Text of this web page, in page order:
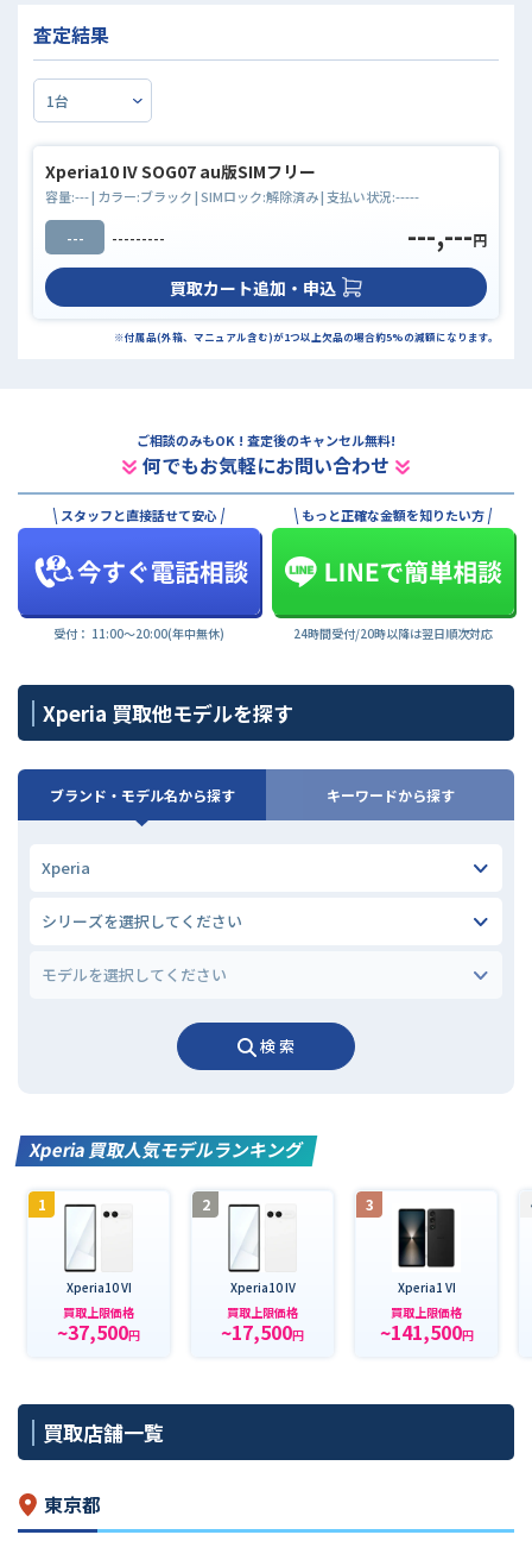
査定結果
Xperia10 IV SOG07 au版SIMフリー
容量:---| カラー:ブラック| SIMロック:解除済み| 支払い状況:-----
--- --------- ---,---円
買取カート追加・申込
※付属品(外箱、マニュアル含む)が1つ以上欠品の場合約5%の減額になります。
ご相談のみもOK ! 査定後のキャンセル無料!
何でもお気軽にお問い合わせ
スタッフと直接話せて安心
受付： 11:00〜20:00(年中無休)
もっと正確な金額を知りたい方
24時間受付/20時以降は翌日順次対応
Xperia 買取他モデルを探す
ブランド・モデル名から探す キーワードから探す
検 索
Xperia 買取人気モデルランキング
1
Xperia10 VI
買取上限価格
~37,500円
2
Xperia10 IV
買取上限価格
~17,500円
3
Xperia1 VI
買取上限価格
~141,500円
買取店舗一覧
東京都